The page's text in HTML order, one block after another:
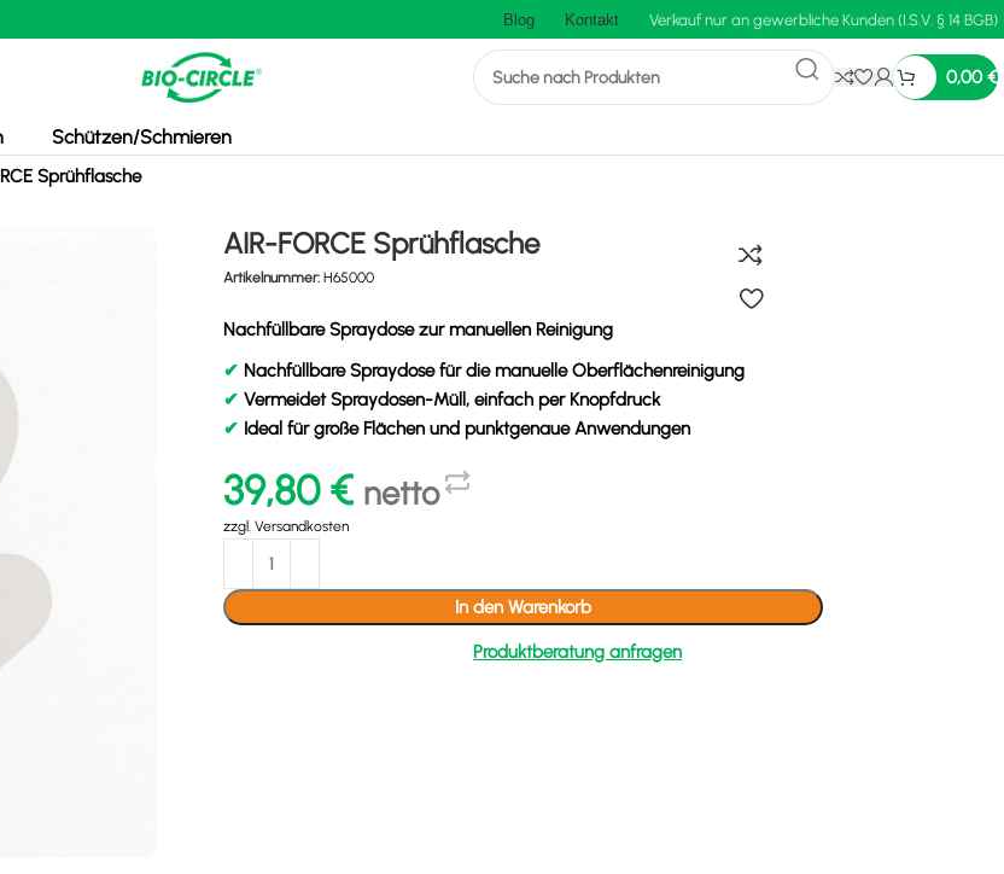
Blog Kontakt Verkauf nur an gewerbliche Kunden (I.S.V. § 14 BGB)
0,00 €
Schützen/Schmieren
Sprühflasche
AIR-FORCE Sprühflasche
Artikelnummer: H65000
Nachfüllbare Spraydose zur manuellen Reinigung
✔ Nachfüllbare Spraydose für die manuelle Oberflächenreinigung
✔ Vermeidet Spraydosen-Müll, einfach per Knopfdruck
✔ Ideal für große Flächen und punktgenaue Anwendungen
39,80€ netto
zzgl. Versandkosten
In den Warenkorb
Produktberatung anfragen